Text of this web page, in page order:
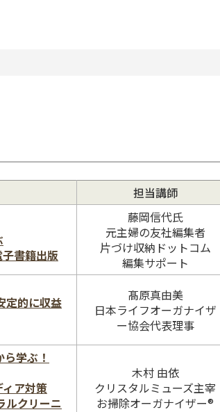
担当講師
書籍出版
藤岡信代氏
元主婦の友社編集者
片づけ収納ドットコム
編集サポート
定的に収益
髙原真由美
日本ライフオーガナイザ
ー協会代表理事
学ぶ！
ィア対策
ルクリーニ
木村 由依
クリスタルミューズ主宰
お掃除オーガナイザー®